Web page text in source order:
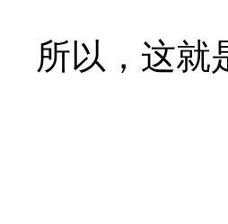
所以，这就